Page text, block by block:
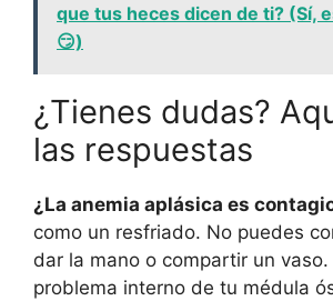
que tus heces dicen de ti? (Sí,
😏)
¿Tienes dudas?
las respuestas
¿La anemia aplásica es
como un resfriado. No puedes
dar la mano o compartir un vaso.
problema interno de tu médula